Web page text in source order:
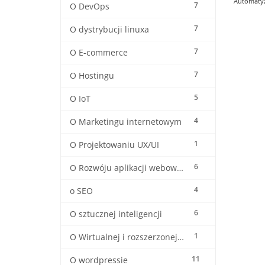
7
O DevOps
7
O dystrybucji linuxa
7
O E-commerce
7
O Hostingu
5
O IoT
4
O Marketingu internetowym
1
O Projektowaniu UX/UI
6
O Rozwóju aplikacji webowych
4
o SEO
6
O sztucznej inteligencji
1
O Wirtualnej i rozszerzonej rzeczywistośći
11
O wordpressie